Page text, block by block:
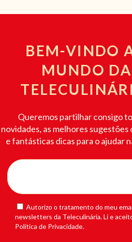
BEM-VINDO
MUNDO DA
Queremos partilhar consigo
novidades, as melhores sugestões
e fantásticas dicas para o ajudar
Autorizo o tratamento do meu
newsletters da Teleculinária. Li e
Política de Privacidade.